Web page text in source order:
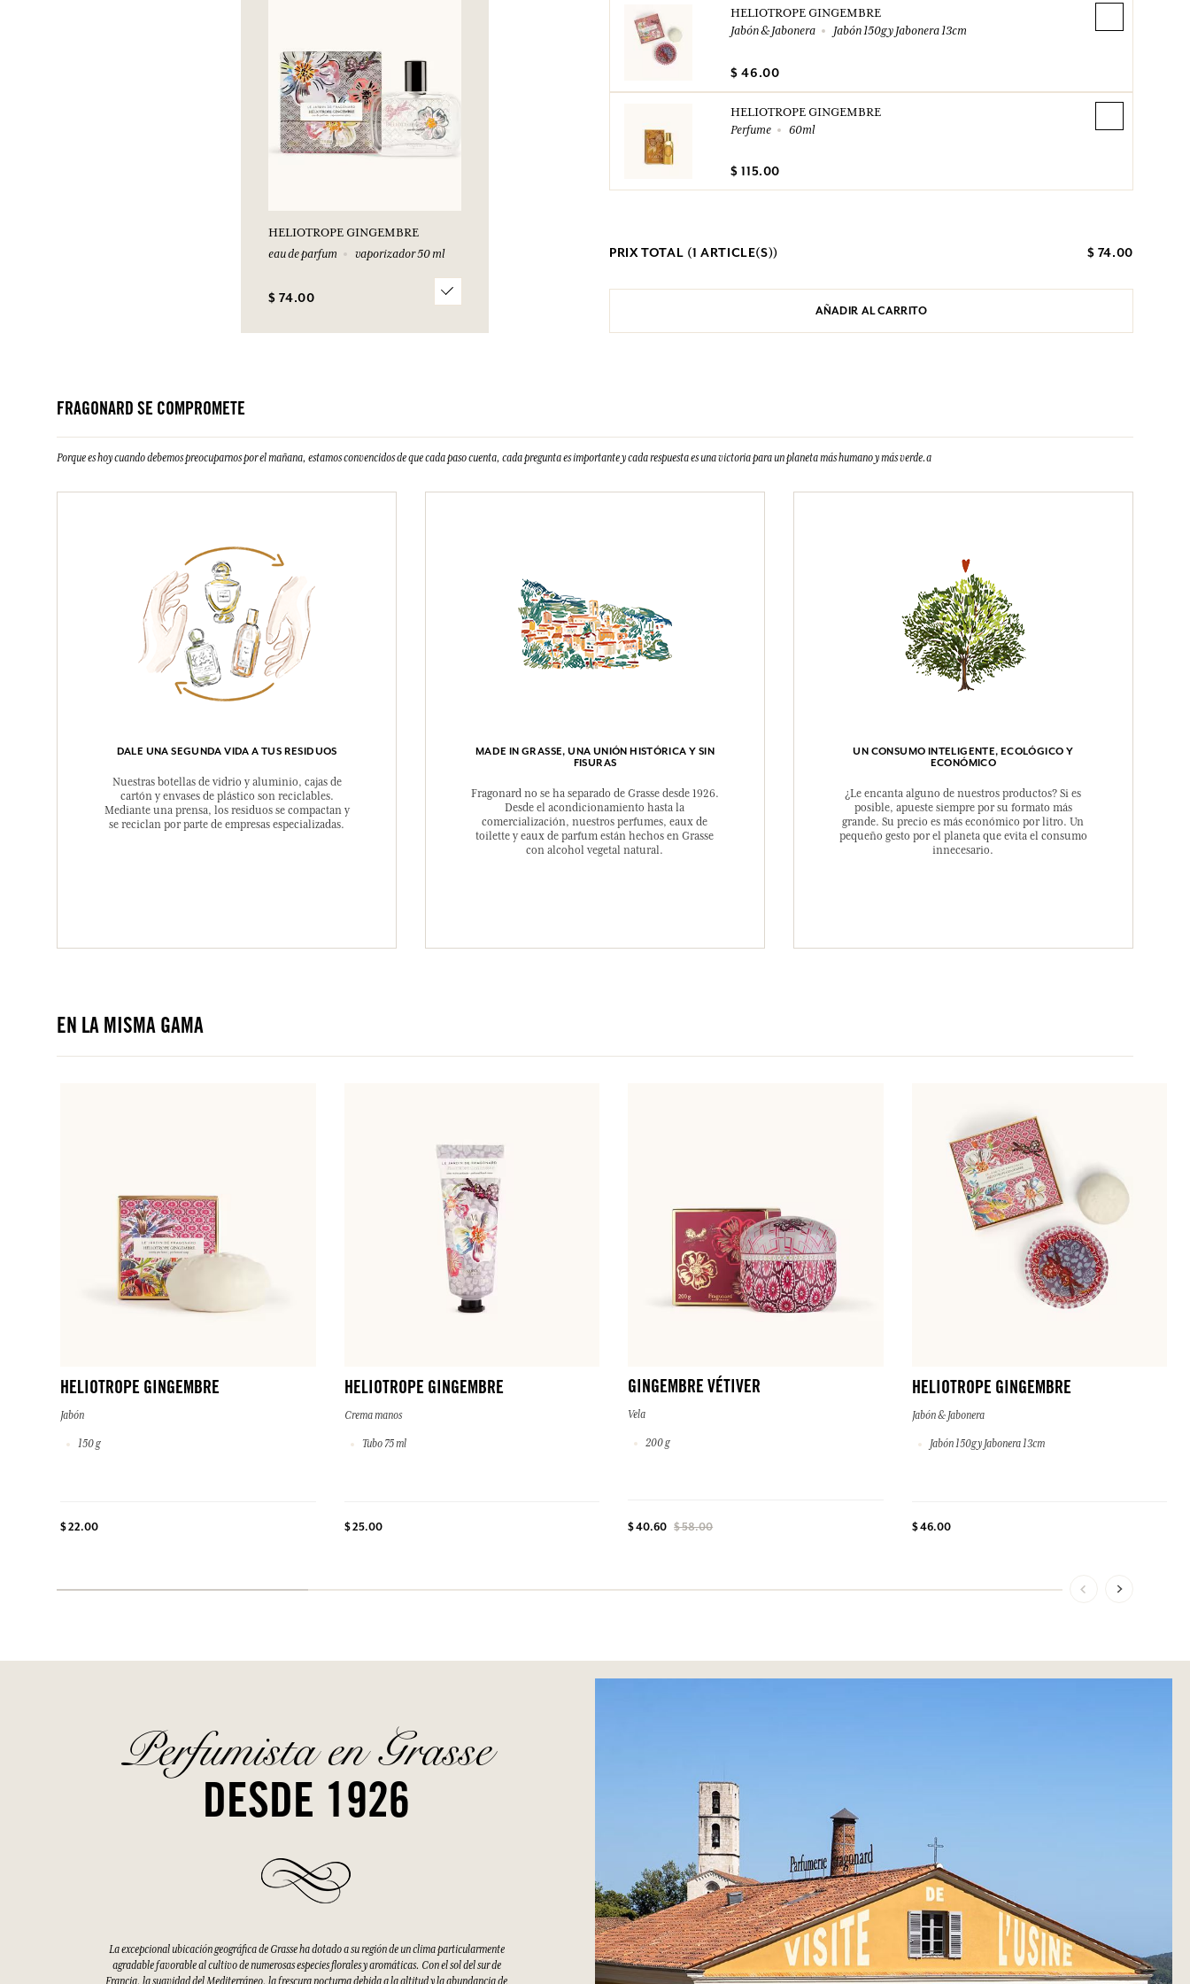
HELIOTROPE GINGEMBRE
eau de parfum
vaporizador 50 ml
$ 74.00
HELIOTROPE GINGEMBRE
Jabón & Jabonera
Jabón 150g y Jabonera 13cm
$ 46.00
HELIOTROPE GINGEMBRE
Perfume
60ml
$ 115.00
PRIX TOTAL (1 ARTICLE(S)) $ 74.00
AÑADIR AL CARRITO
FRAGONARD SE COMPROMETE
Porque es hoy cuando debemos preocuparnos por el mañana, estamos convencidos de que cada paso cuenta, cada pregunta es importante y cada respuesta es una victoria para un planeta más humano y más verde.a
DALE UNA SEGUNDA VIDA A TUS RESIDUOS
Nuestras botellas de vidrio y aluminio, cajas de
cartón y envases de plástico son reciclables.
Mediante una prensa, los residuos se compactan y
se reciclan por parte de empresas especializadas.
MADE IN GRASSE, UNA UNIÓN HISTÓRICA Y SIN
FISURAS
Fragonard no se ha separado de Grasse desde 1926.
Desde el acondicionamiento hasta la
comercialización, nuestros perfumes, eaux de
toilette y eaux de parfum están hechos en Grasse
con alcohol vegetal natural.
UN CONSUMO INTELIGENTE, ECOLÓGICO Y
ECONÓMICO
¿Le encanta alguno de nuestros productos? Si es
posible, apueste siempre por su formato más
grande. Su precio es más económico por litro. Un
pequeño gesto por el planeta que evita el consumo
innecesario.
EN LA MISMA GAMA
HELIOTROPE GINGEMBRE
Jabón
150 g
$ 22.00
HELIOTROPE GINGEMBRE
Crema manos
Tubo 75 ml
$ 25.00
GINGEMBRE VÉTIVER
Vela
200 g
$ 40.60 $ 58.00
HELIOTROPE GINGEMBRE
Jabón & Jabonera
Jabón 150g y Jabonera 13cm
$ 46.00
Perfumista en Grasse
DESDE 1926
La excepcional ubicación geográfica de Grasse ha dotado a su región de un clima particularmente
agradable favorable al cultivo de numerosas especies florales y aromáticas. Con el sol del sur de
Francia, la suavidad del Mediterráneo, la frescura nocturna debida a la altitud y la abundancia de